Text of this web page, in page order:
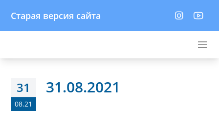
Старая версия сайта
31
08.21
31.08.2021